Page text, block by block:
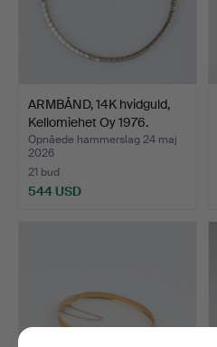
ARMBÅND, 14K hvidguld,
Kellomiehet Oy 1976.
Opnåede hammerslag 24 maj
2026
21 bud
544 USD